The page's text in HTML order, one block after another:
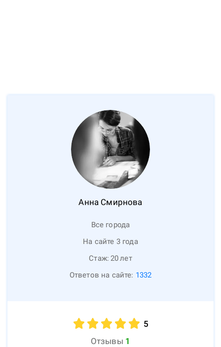
Анна Смирнова
Все города
На сайте 3 года
Стаж: 20лет
Ответов на сайте: 1332
5
Отзывы 1